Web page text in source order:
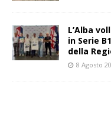
L’Alba
in Serie
della
8 Agosto